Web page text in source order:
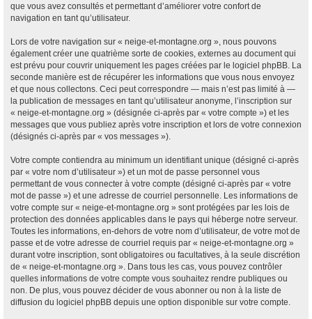
que vous avez consultés et permettant d’améliorer votre confort de
navigation en tant qu’utilisateur.
Lors de votre navigation sur « neige-et-montagne.org », nous pouvons
également créer une quatrième sorte de cookies, externes au document qui
est prévu pour couvrir uniquement les pages créées par le logiciel phpBB. La
seconde manière est de récupérer les informations que vous nous envoyez
et que nous collectons. Ceci peut correspondre — mais n’est pas limité à —
la publication de messages en tant qu’utilisateur anonyme, l’inscription sur
« neige-et-montagne.org » (désignée ci-après par « votre compte ») et les
messages que vous publiez après votre inscription et lors de votre connexion
(désignés ci-après par « vos messages »).
Votre compte contiendra au minimum un identifiant unique (désigné ci-après
par « votre nom d’utilisateur ») et un mot de passe personnel vous
permettant de vous connecter à votre compte (désigné ci-après par « votre
mot de passe ») et une adresse de courriel personnelle. Les informations de
votre compte sur « neige-et-montagne.org » sont protégées par les lois de
protection des données applicables dans le pays qui héberge notre serveur.
Toutes les informations, en-dehors de votre nom d’utilisateur, de votre mot de
passe et de votre adresse de courriel requis par « neige-et-montagne.org »
durant votre inscription, sont obligatoires ou facultatives, à la seule discrétion
de « neige-et-montagne.org ». Dans tous les cas, vous pouvez contrôler
quelles informations de votre compte vous souhaitez rendre publiques ou
non. De plus, vous pouvez décider de vous abonner ou non à la liste de
diffusion du logiciel phpBB depuis une option disponible sur votre compte.